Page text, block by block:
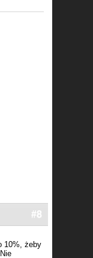
#8
10%, żeby